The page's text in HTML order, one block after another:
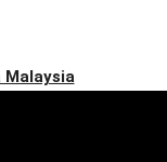
Malaysia